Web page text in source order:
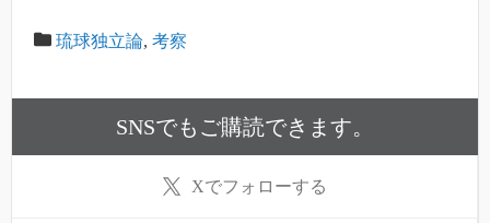
琉球独立論, 考察
SNSでもご購読できます。
Xでフォローする